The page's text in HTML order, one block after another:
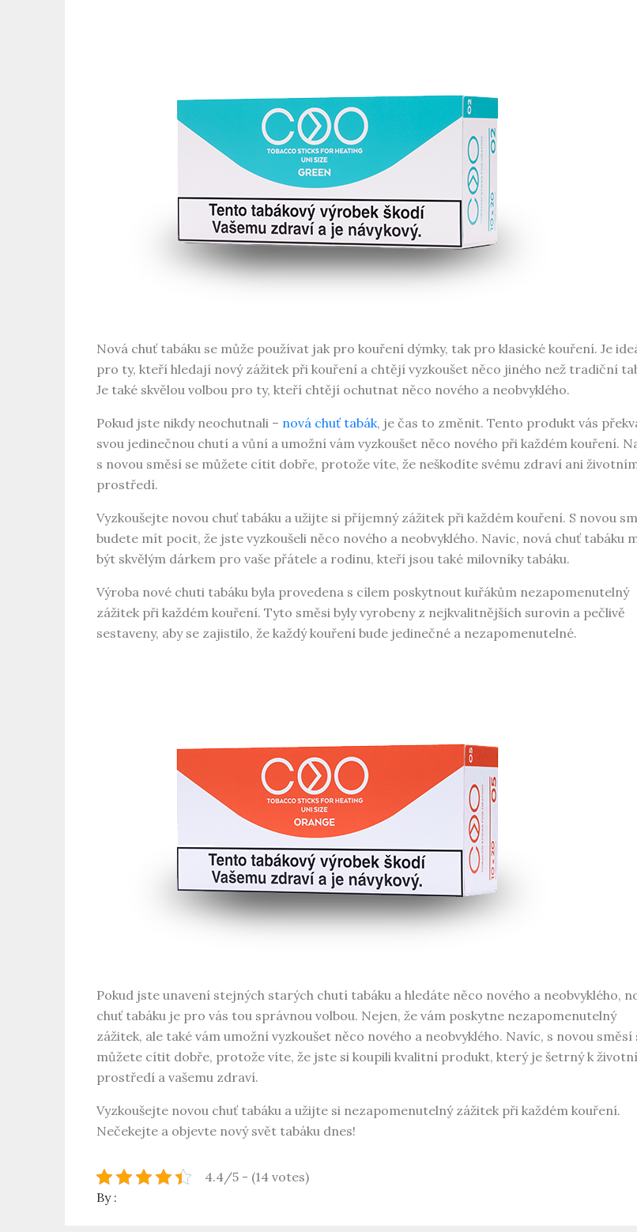
Nová chuť tabáku se může používat jak pro kouření dýmky, tak pro klasické kouření. Je
pro ty, kteří hledají nový zážitek při kouření a chtějí vyzkoušet něco jiného než tradiční
Je také skvělou volbou pro ty, kteří chtějí ochutnat něco nového a neobvyklého.
Pokud jste nikdy neochutnali – nová chuť tabák, je čas to změnit. Tento produkt vás
svou jedinečnou chutí a vůní a umožní vám vyzkoušet něco nového při každém kouření.
s novou směsí se můžete cítit dobře, protože víte, že neškodíte svému zdraví ani
prostředí.
Vyzkoušejte novou chuť tabáku a užijte si příjemný zážitek při každém kouření. S novou
budete mít pocit, že jste vyzkoušeli něco nového a neobvyklého. Navíc, nová chuť tabáku
být skvělým dárkem pro vaše přátele a rodinu, kteří jsou také milovníky tabáku.
Výroba nové chuti tabáku byla provedena s cílem poskytnout kuřákům nezapomenutelný
zážitek při každém kouření. Tyto směsi byly vyrobeny z nejkvalitnějších surovin a pečlivě
sestaveny, aby se zajistilo, že každý kouření bude jedinečné a nezapomenutelné.
Pokud jste unavení stejných starých chutí tabáku a hledáte něco nového a neobvyklého,
chuť tabáku je pro vás tou správnou volbou. Nejen, že vám poskytne nezapomenutelný
zážitek, ale také vám umožní vyzkoušet něco nového a neobvyklého. Navíc, s novou směsí
můžete cítit dobře, protože víte, že jste si koupili kvalitní produkt, který je šetrný k
prostředí a vašemu zdraví.
Vyzkoušejte novou chuť tabáku a užijte si nezapomenutelný zážitek při každém kouření.
Nečekejte a objevte nový svět tabáku dnes!
4.4/5 - (14 votes)
By :